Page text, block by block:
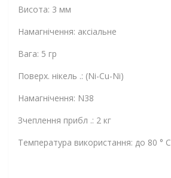
Висота: 3 мм
Намагнічення: аксіальне
Вага: 5 гр
Поверх. нікель .: (Ni-Cu-Ni)
Намагнічення: N38
Зчеплення прибл .: 2 кг
Температура використання: до 80 ° C